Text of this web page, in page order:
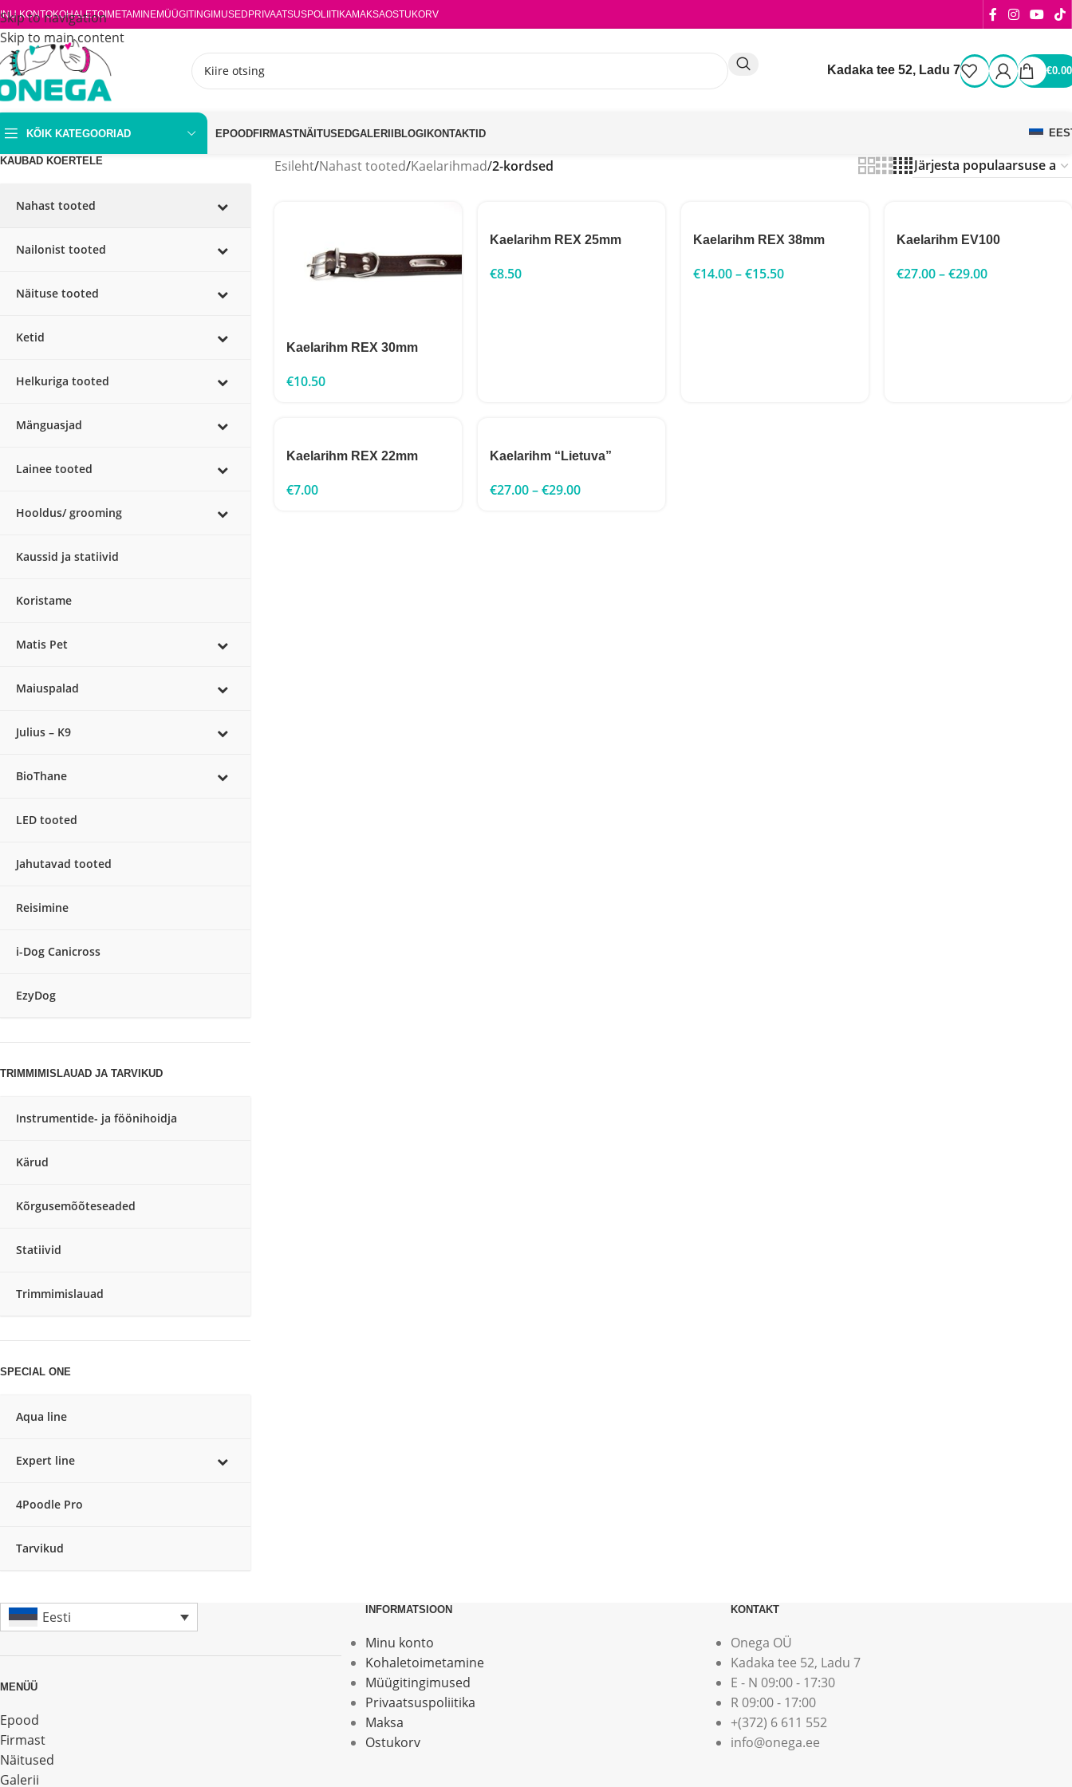
Skip to navigation
Skip to main content
KONTOKOHALETOIMETAMINEMÜÜGITINGIMUSED PRIVAATSUSPOLIITIKAMAKSAOSTUKORV
Kadaka tee 52, Ladu 7 €0.00
KÕIK KATEGOORIAD EPOODFIRMASTNÄITUSEDGALERIIBLOGIKONTAKTID
KAUBAD KOERTELE
Nahast tooted
Nailonist tooted
Näituse tooted
Ketid
Helkuriga tooted
Mänguasjad
Lainee tooted
Hooldus/ grooming
Kaussid ja statiivid
Koristame
Matis Pet
Maiuspalad
Julius – K9
BioThane
LED tooted
Jahutavad tooted
Reisimine
i-Dog Canicross
EzyDog
TRIMMIMISLAUAD JA TARVIKUD
Instrumentide- ja föönihoidja
Kärud
Kõrgusemõõteseaded
Statiivid
Trimmimislauad
SPECIAL ONE
Aqua line
Expert line
4Poodle Pro
Tarvikud
Esileht/Nahast tooted/Kaelarihmad/2-kordsed
Kaelarihm REX 30mm
€10.50
Kaelarihm REX 25mm
€8.50
Kaelarihm REX 38mm
€14.00–€15.50
Kaelarihm EV100
€27.00–€29.00
Kaelarihm REX 22mm
€7.00
Kaelarihm “Lietuva”
€27.00–€29.00
Eesti
MENÜÜ
Epood
Firmast
Näitused
Galerii
INFORMATSIOON
Minu konto
Kohaletoimetamine
Müügitingimused
Privaatsuspoliitika
Maksa
Ostukorv
KONTAKT
Onega OÜ
Kadaka tee 52, Ladu 7
E - N 09:00 - 17:30
R 09:00 - 17:00
+(372) 6 611 552
info@onega.ee